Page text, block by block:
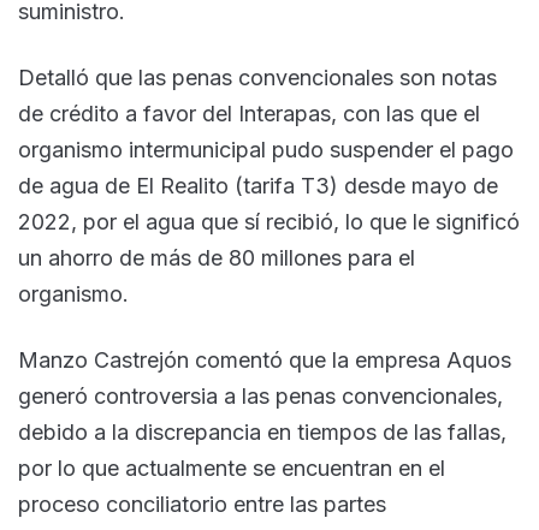
suministro.
Detalló que las penas convencionales son notas
de crédito a favor del Interapas, con las que el
organismo intermunicipal pudo suspender el pago
de agua de El Realito (tarifa T3) desde mayo de
2022, por el agua que sí recibió, lo que le significó
un ahorro de más de 80 millones para el
organismo.
Manzo Castrejón comentó que la empresa Aquos
generó controversia a las penas convencionales,
debido a la discrepancia en tiempos de las fallas,
por lo que actualmente se encuentran en el
proceso conciliatorio entre las partes